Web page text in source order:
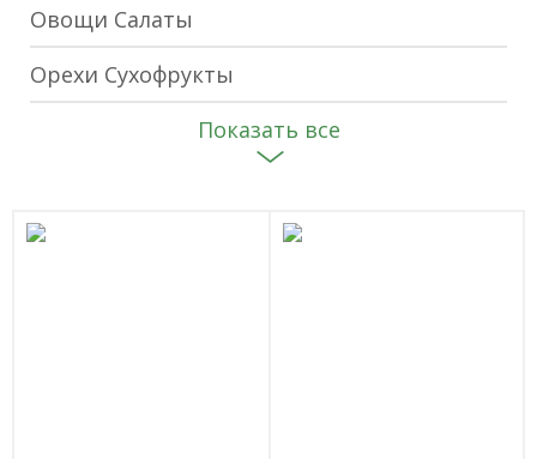
Овощи Салаты
Орехи Сухофрукты
Показать все